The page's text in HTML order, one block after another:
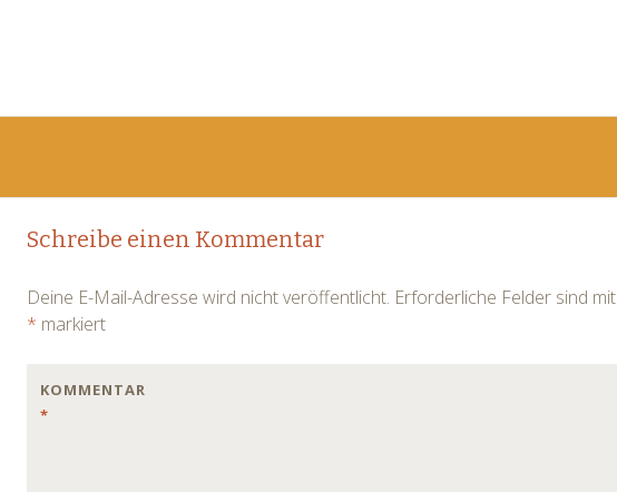
Post
Schreibe einen Kommentar
Deine E-Mail-Adresse wird nicht veröffentlicht. Erforderliche Felder sind mit
* markiert
KOMMENTAR
*